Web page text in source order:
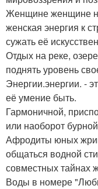
Женщине женщине
женская энергия к
сужать её
Отдых на реке,
поднять уровень
Энергии.энергии. -
её умение быть.
Гармоничной,
или наоборот
Афродиты юных
общаться водной
совместных тайнах
Воды в номере